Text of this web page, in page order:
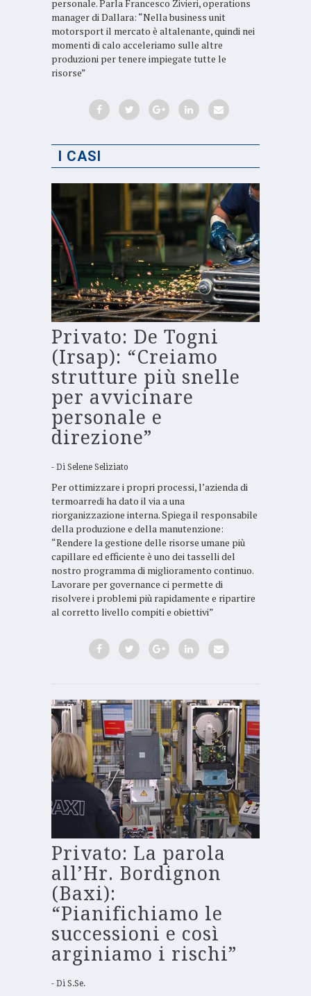
personale. Parla Francesco Zivieri, operations
manager di Dallara: “Nella business unit
motorsport il mercato è altalenante, quindi nei
momenti di calo acceleriamo sulle altre
produzioni per tenere impiegate tutte le
risorse”
I CASI
Privato: De Togni
(Irsap): “Creiamo
strutture più snelle
per avvicinare
personale e
direzione”
Di Selene Seliziato
Per ottimizzare i propri processi, l’azienda di
termoarredi ha dato il via a una
riorganizzazione interna. Spiega il responsabile
della produzione e della manutenzione:
“Rendere la gestione delle risorse umane più
capillare ed efficiente è uno dei tasselli del
nostro programma di miglioramento continuo.
Lavorare per governance ci permette di
risolvere i problemi più rapidamente e ripartire
al corretto livello compiti e obiettivi”
Privato: La parola
all’Hr. Bordignon
(Baxi):
“Pianifichiamo le
successioni e così
arginiamo i rischi”
Di S.Se.